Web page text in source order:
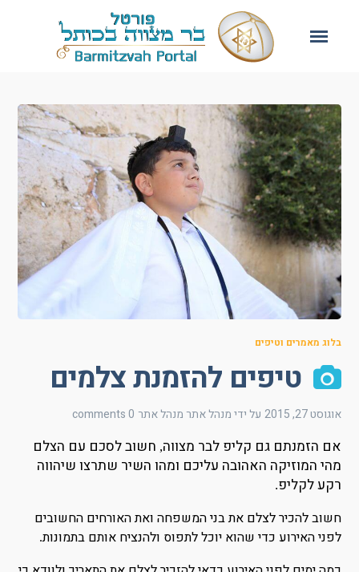
בלוג מאמרים וטיפים
טיפים להזמנת צלמים
אוגוסט 27, 2015 על ידי מנהל אתרמנהל אתר 0 comments
אם הזמנתם גם קליפ לבר מצווה,חשוב לסכם עם הצלם
מהי המוזיקה האהובה עליכם ומהו השיר שתרצו שיהווה
רקע לקליפ.
חשוב להכיר לצלם את בני המשפחה ואת האורחים החשובים
לפני האירוע כדי שהוא יוכל לתפוס ולהנציח אותם בתמונות.